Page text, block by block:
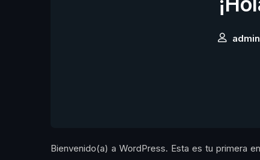
admin
Bienvenido(a) a WordPress. Esta es tu primera